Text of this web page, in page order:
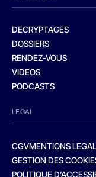
DECRYPTAGES
DOSSIERS
RENDEZ-VOUS
VIDEOS
PODCASTS
LEGAL
CGVMENTIONS
GESTION DES
POLITIQUE